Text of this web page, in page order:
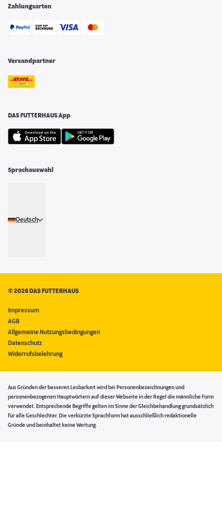
Zahlungsarten
Versandpartner
DAS FUTTERHAUS App
Sprachauswahl
Deutsch
©2026 DAS FUTTERHAUS
Impressum
AGB
Allgemeine Nutzungsbedingungen
Datenschutz
Widerrufsbelehrung
Aus Gründen der besseren Lesbarkeit wird bei Personenbezeichnungen und
personenbezogenen Hauptwörtern auf dieser Webseite in der Regel die männliche Form
verwendet. Entsprechende Begriffe gelten im Sinne der Gleichbehandlung grundsätzlich
für alle Geschlechter. Die verkürzte Sprachform hat ausschließlich redaktionelle
Gründe und beinhaltet keine Wertung.